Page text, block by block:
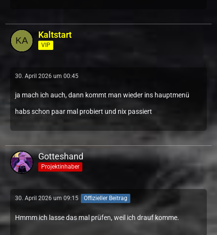
Kaltstart
VIP
30. April 2026 um 00:45
ja mach ich auch, dann kommt man wieder ins hauptmenü
habs schon paar mal probiert und nix passiert
Gotteshand
Projektinhaber
30. April 2026 um 09:15 Offizieller Beitrag
Hmmm ich lasse das mal prüfen, weil ich drauf komme.